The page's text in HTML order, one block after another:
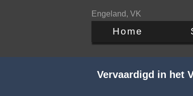
Engeland, VK
Home
Vervaardigd in het